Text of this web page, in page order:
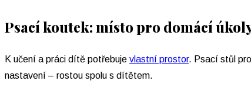
Psací koutek: místo pro domácí
K učení a práci dítě potřebuje vlastní prostor. Psací stůl pro
nastavení – rostou spolu s dítětem.